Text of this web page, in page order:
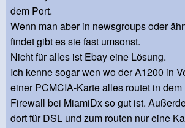
dem Port.
Wenn man aber in newsgroups oder
findet gibt es sie fast umsonst.
Nicht für alles ist Ebay eine Lösung.
Ich kenne sogar wen wo der A1200 in
einer PCMCIA-Karte alles routet in
Firewall bei MiamiDx so gut ist.
dort für DSL und zum routen nur eine